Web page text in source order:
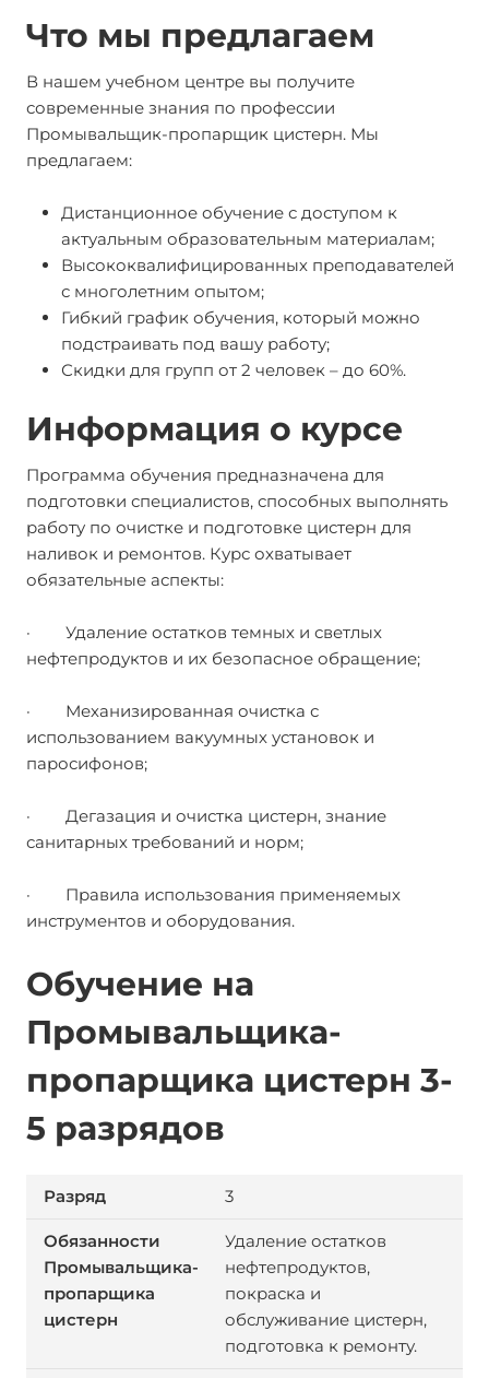
Что мы предлагаем
В нашем учебном центре вы получите
современные знания по профессии
Промывальщик-пропарщик цистерн. Мы
предлагаем:
Дистанционное обучение с доступом к
актуальным образовательным материалам;
Высококвалифицированных преподавателей
с многолетним опытом;
Гибкий график обучения, который можно
подстраивать под вашу работу;
Скидки для групп от 2 человек – до 60%.
Информация о курсе
Программа обучения предназначена для
подготовки специалистов, способных выполнять
работу по очистке и подготовке цистерн для
наливок и ремонтов. Курс охватывает
обязательные аспекты:
· Удаление остатков темных и светлых
нефтепродуктов и их безопасное обращение;
· Механизированная очистка с
использованием вакуумных установок и
паросифонов;
· Дегазация и очистка цистерн, знание
санитарных требований и норм;
· Правила использования применяемых
инструментов и оборудования.
Обучение на
Промывальщика-
пропарщика цистерн 3-
5 разрядов
3
Удаление остатков
нефтепродуктов,
покраска и
обслуживание цистерн,
подготовка к ремонту.